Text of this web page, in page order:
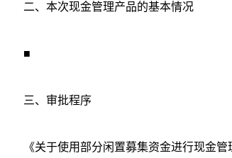
二、本次现金管理产品的基本情况
■
三、审批程序
《关于使用部分闲置募集资金进行现金